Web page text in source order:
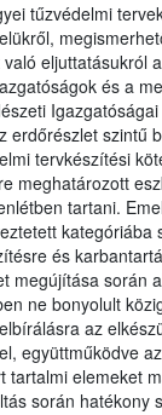
tűzvédelmi
eljuttatásukról
és a
erdőrészlet szintű
tervkészítési
meghatározott
tartani.
kategóriába
és
megújítása során
ne bonyolult
az
együttműködve
tartalmi elemeket
során hatékony